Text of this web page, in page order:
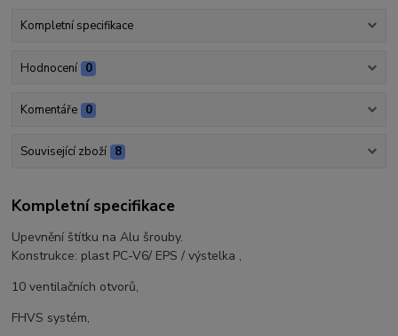
Kompletní specifikace
Hodnocení 0
Komentáře 0
Související zboží 8
Kompletní specifikace
Upevnění štítku na Alu šrouby.
Konstrukce: plast PC-V6/ EPS / výstelka ,
10 ventilačních otvorů,
FHVS systém,